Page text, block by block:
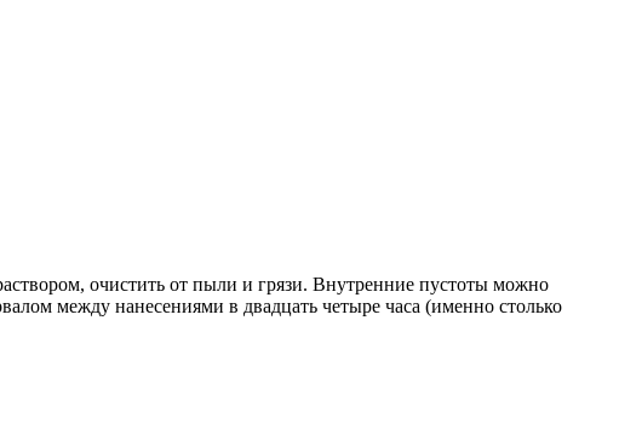
очистить от пыли и грязи. Внутренние пустоты можно
между нанесениями в двадцать четыре часа (именно столько